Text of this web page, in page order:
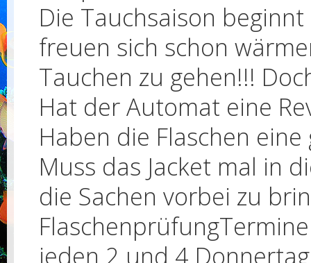
Die Tauchsaison
freuen sich schon
Tauchen zu gehen!!!
Hat der Automat eine
Haben die Flaschen
Muss das Jacket mal in
die Sachen vorbei zu
jeden 2 und 4